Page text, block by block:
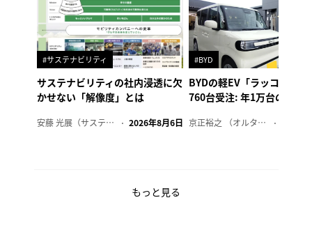
#サステナビリティ
サステナビリティの社内浸透に欠
かせない「解像度」とは
安藤 光展（サステナビリティ・コンサルタント） 2026年8月6日
#BYD
BYDの軽EV「ラッコ」、1
760台受注: 年1万台の販売
京正裕之 （オルタナ副編集長）
もっと見る